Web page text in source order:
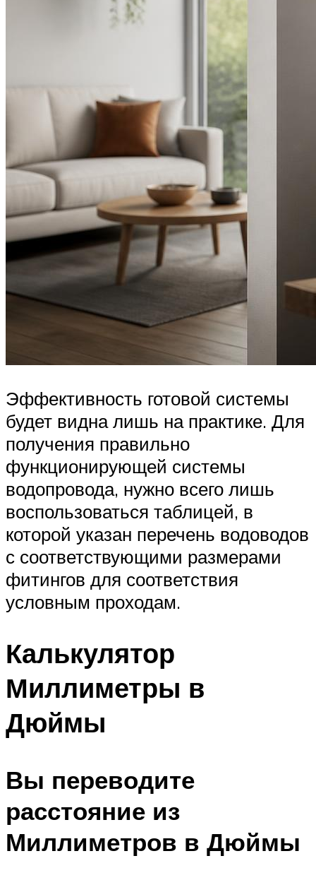
Эффективность готовой системы
будет видна лишь на практике. Для
получения правильно
функционирующей системы
водопровода, нужно всего лишь
воспользоваться таблицей, в
которой указан перечень водоводов
с соответствующими размерами
фитингов для соответствия
условным проходам.
Калькулятор
Миллиметры в
Дюймы
Вы переводите
расстояние из
Миллиметров в Дюймы